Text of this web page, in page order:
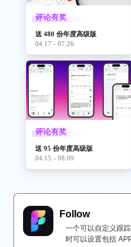
评论有奖
送 480 份年度高级版
04.17 - 07.26
评论有奖
送 95 份年度高级版
04.15 - 08.09
Follow
一个可以自定义跟
时可以设置包括